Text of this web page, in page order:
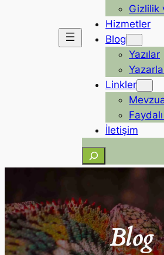
Gizlilik
Hizmetler
Blog
Yazılar
Linkler
İletişim
Ara
Blog